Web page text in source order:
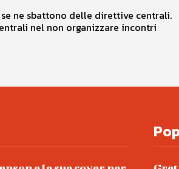
ne sbattono delle direttive centrali.
nel non organizzare incontri